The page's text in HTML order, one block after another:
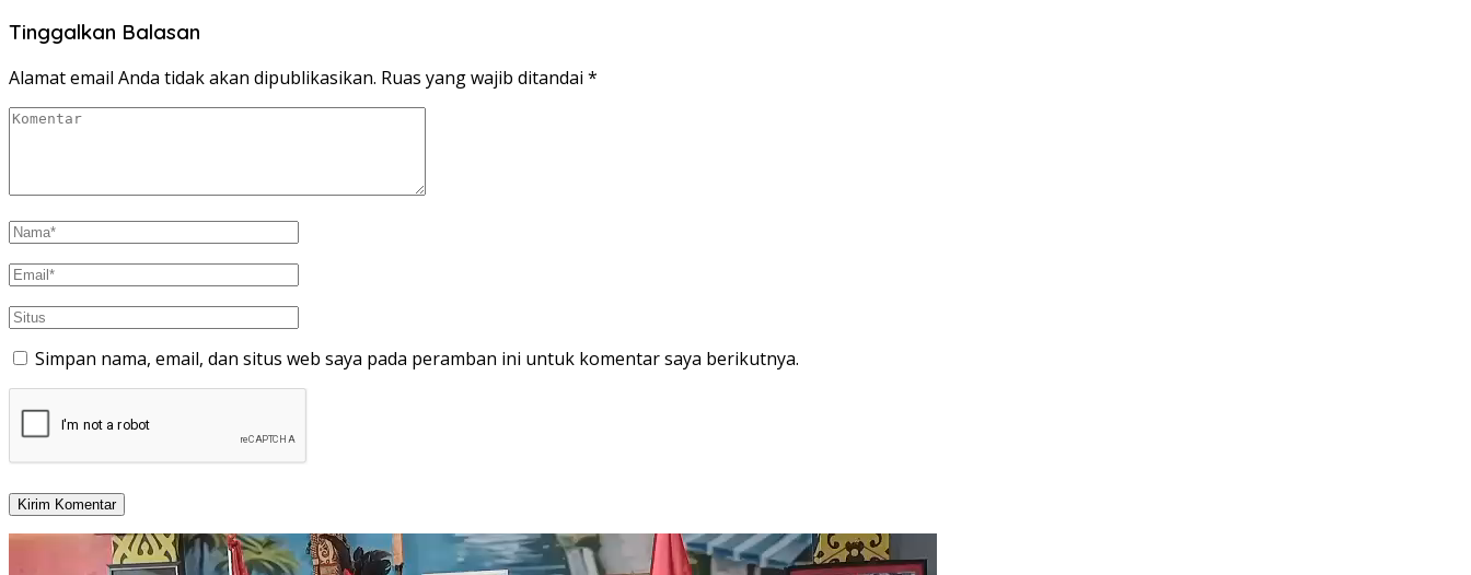
Tinggalkan Balasan
Alamat email Anda tidak akan dipublikasikan. Ruas yang wajib ditandai *
Simpan nama, email, dan situs web saya pada peramban ini untuk komentar saya berikutnya.